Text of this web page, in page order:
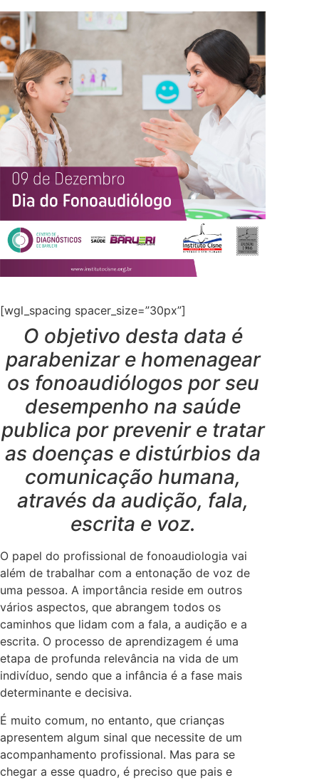
[wgl_spacing spacer_size=”30px”]
O objetivo desta data é
parabenizar e homenagear
os fonoaudiólogos por seu
desempenho na saúde
publica por prevenir e tratar
as doenças e distúrbios da
comunicação humana,
através da audição, fala,
escrita e voz.
O papel do profissional de fonoaudiologia vai
além de trabalhar com a entonação de voz de
uma pessoa. A importância reside em outros
vários aspectos, que abrangem todos os
caminhos que lidam com a fala, a audição e a
escrita. O processo de aprendizagem é uma
etapa de profunda relevância na vida de um
indivíduo, sendo que a infância é a fase mais
determinante e decisiva.
É muito comum, no entanto, que crianças
apresentem algum sinal que necessite de um
acompanhamento profissional. Mas para se
chegar a esse quadro, é preciso que pais e